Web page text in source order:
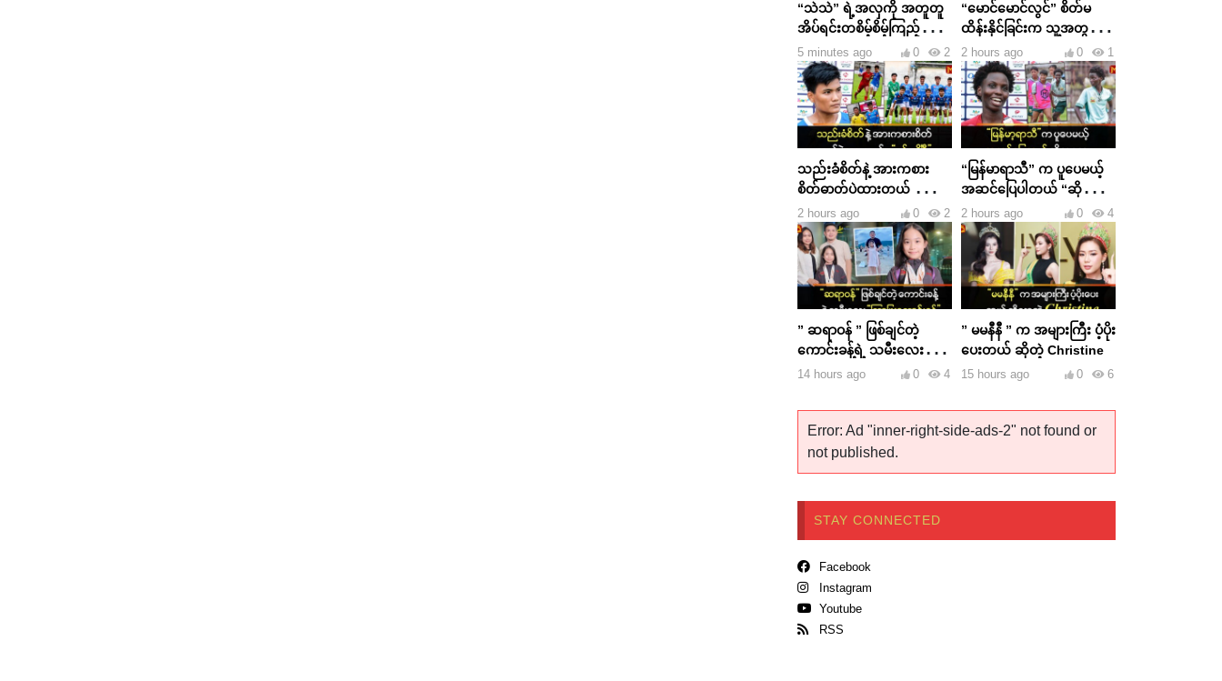
“သဲသဲ” ရဲ့အလှကို အတူတူ
အိပ်ရင်းတစိမ့်စိမ့်ကြည့်ခဲ့တဲ့
“ဟန်သိမ့်”
5 minutes ago 2
0
“မောင်မောင်လွင်” စိတ်မ
ထိန်းနိုင်ခြင်းက သူ့အတွက်
နစ်နာတယ်
2 hours ago 1
0
သည်းခံစိတ်နဲ့ အားကစား
စိတ်ဓာတ်ပဲထားတယ် ဆိုတဲ့
“ဝင်းသိင်္ဂီ”
2 hours ago 2
0
“မြန်မာရာသီ” က ပူပေမယ့်
အဆင်ပြေပါတယ် “ဆိုလာ
သူလေး”
2 hours ago 4
0
” ဆရာဝန် ” ဖြစ်ချင်တဲ့
ကောင်းခန့်ရဲ့ သမီးလေး ”
ကြာဖြူကောင်းခန့် “
14 hours ago 4
0
” မမနီနီ ” က အများကြီး ပံ့ပိုး
ပေးတယ် ဆိုတဲ့ Christine
15 hours ago 6
0
Error: Ad "inner-right-side-ads-2" not found or
not published.
STAY CONNECTED
Facebook
Instagram
Youtube
RSS